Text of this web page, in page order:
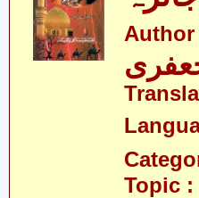
Author
Topic :